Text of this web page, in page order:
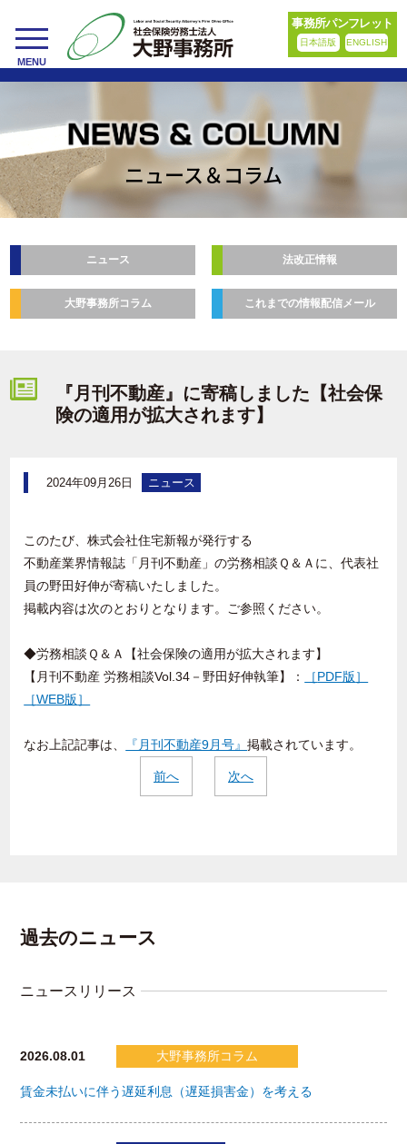
toggle
navigation
MENU
事務所パンフレット
日本語版 ENGLISH
ニュース＆コラム
ニュース 法改正情報
大野事務所コラム これまでの情報配信メール
『月刊不動産』に寄稿しました【社会保
険の適用が拡大されます】
2024年09月26日 ニュース
このたび、株式会社住宅新報が発行する
不動産業界情報誌「月刊不動産」の労務相談Ｑ＆Ａに、代表社
員の野田好伸が寄稿いたしました。
掲載内容は次のとおりとなります。ご参照ください。
◆労務相談Ｑ＆Ａ【社会保険の適用が拡大されます】
【月刊不動産 労務相談Vol.34 －野田好伸執筆】： ［PDF版］
［WEB版］
なお上記記事は、 『月刊不動産9月号』掲載されています。
前へ 次へ
過去のニュース
ニュースリリース
2026.08.01 大野事務所コラム
賃金未払いに伴う遅延利息（遅延損害金）を考える